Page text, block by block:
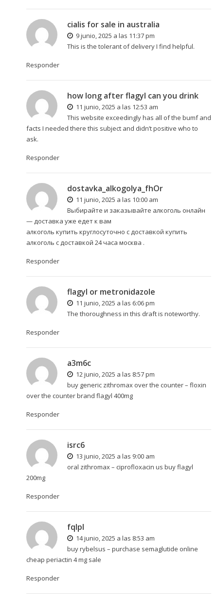
cialis for sale in australia
9 junio, 2025 a las 11:37 pm
This is the tolerant of delivery I find helpful.
Responder
how long after flagyl can you drink
11 junio, 2025 a las 12:53 am
This website exceedingly has all of the bumf and
facts I needed there this subject and didn’t positive who to
ask.
Responder
dostavka_alkogolya_fhOr
11 junio, 2025 a las 10:00 am
Выбирайте и заказывайте алкоголь онлайн
— доставка уже едет к вам
алкоголь купить круглосуточно с доставкой купить
алкоголь с доставкой 24 часа москва .
Responder
flagyl or metronidazole
11 junio, 2025 a las 6:06 pm
The thoroughness in this draft is noteworthy.
Responder
a3m6c
12 junio, 2025 a las 8:57 pm
buy generic zithromax over the counter – floxin
over the counterbrand flagyl 400mg
Responder
isrc6
13 junio, 2025 a las 9:00 am
oral zithromax – ciprofloxacin us buy flagyl
200mg
Responder
fqlpl
14 junio, 2025 a las 8:53 am
buy rybelsus – purchase semaglutide online
cheap periactin 4 mg sale
Responder